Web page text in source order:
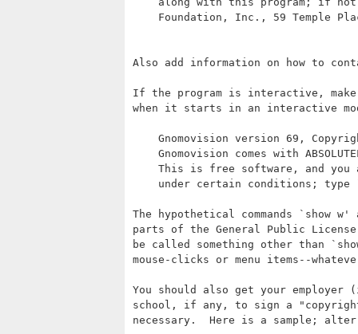
Foundation, Inc., 59 Temple
Also add information on how to
If the program is interactive,
when it starts in an interactive
Gnomovision version 69,
Gnomovision comes with
This is free software, and you
under certain conditions; type
The hypothetical commands `show
parts of the General Public
be called something other than
mouse-clicks or menu items--
You should also get your employer
school, if any, to sign a
necessary.  Here is a sample; alter